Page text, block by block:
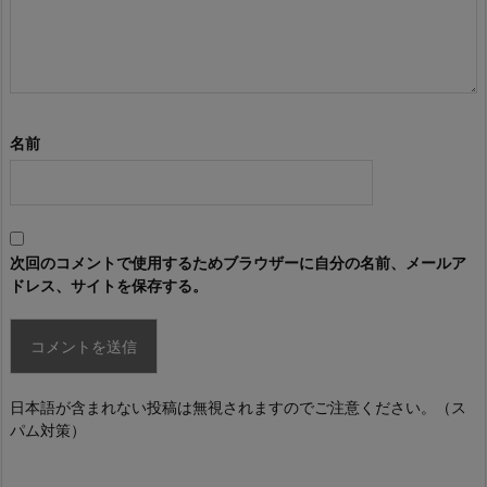
名前
次回のコメントで使用するためブラウザーに自分の名前、メールア
ドレス、サイトを保存する。
日本語が含まれない投稿は無視されますのでご注意ください。（ス
パム対策）